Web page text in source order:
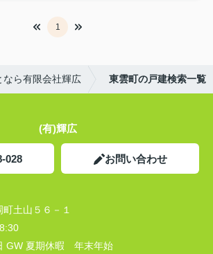
1
なら有限会社輝広 東雲町の戸建検索一覧
(有)輝広
028 お問い合わせ
土山５６－１
GW 夏期休暇 年末年始